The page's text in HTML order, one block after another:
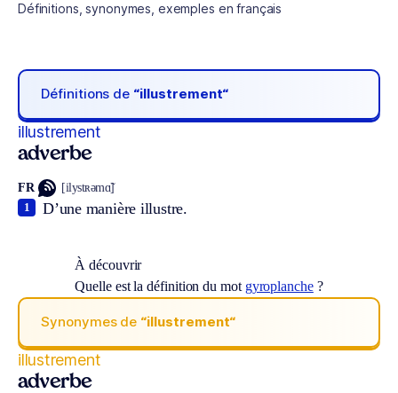
Définitions, synonymes, exemples en français
Définitions de “illustrement“
illustrement
adverbe
FR [ilystʀəmɑ̃]
D’une manière illustre.
1
À découvrir
Quelle est la définition du mot gyroplanche?
Synonymes de “illustrement“
illustrement
adverbe